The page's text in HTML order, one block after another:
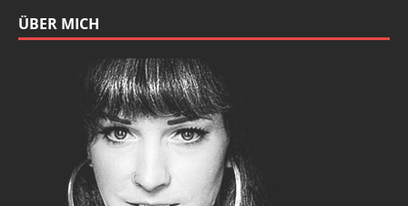
ÜBER MICH